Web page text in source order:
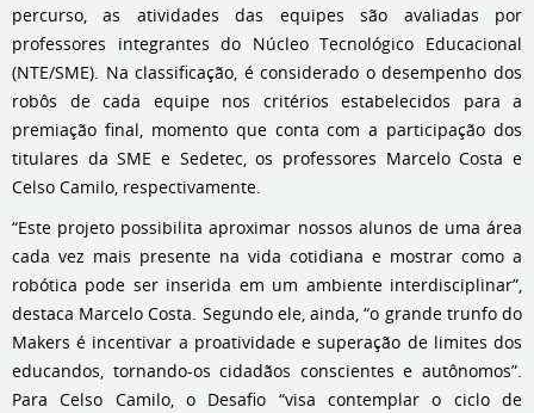
percurso, as atividades das equipes são avaliadas por
professores integrantes do Núcleo Tecnológico Educacional
(NTE/SME). Na classificação, é considerado o desempenho dos
robôs de cada equipe nos critérios estabelecidos para a
premiação final, momento que conta com a participação dos
titulares da SME e Sedetec, os professores Marcelo Costa e
Celso Camilo, respectivamente.
“Este projeto possibilita aproximar nossos alunos de uma área
cada vez mais presente na vida cotidiana e mostrar como a
robótica pode ser inserida em um ambiente interdisciplinar”,
destaca Marcelo Costa. Segundo ele, ainda, “o grande trunfo do
Makers é incentivar a proatividade e superação de limites dos
educandos, tornando-os cidadãos conscientes e autônomos”.
Para Celso Camilo, o Desafio “visa contemplar o ciclo de